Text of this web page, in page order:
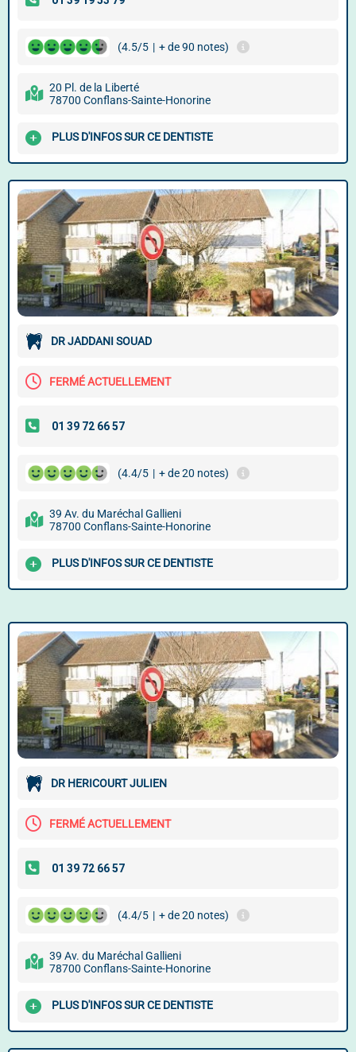
(4.5/5 | + de 90 notes)
20 Pl. de la Liberté
78700 Conflans-Sainte-Honorine
PLUS D'INFOS SUR CE DENTISTE
DR JADDANI SOUAD
FERMÉ ACTUELLEMENT
(4.4/5 | + de 20 notes)
39 Av. du Maréchal Gallieni
78700 Conflans-Sainte-Honorine
PLUS D'INFOS SUR CE DENTISTE
DR HERICOURT JULIEN
FERMÉ ACTUELLEMENT
(4.4/5 | + de 20 notes)
39 Av. du Maréchal Gallieni
78700 Conflans-Sainte-Honorine
PLUS D'INFOS SUR CE DENTISTE